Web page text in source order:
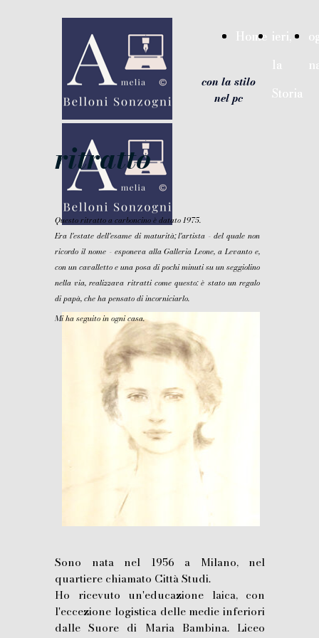
narrazione - con la stilo nel pc", "url":
"https://ameliabellonisonzogni.it" }
con la stilo
nel pc
Home ieri,
la
Storia
Home ieri,
la
Storia
ritratto
Questo ritratto a carboncino è datato 1975.
Era l'estate dell'esame di maturità; l'artista - del quale non
ricordo il nome - esponeva alla Galleria Leone, a Levanto e,
con un cavalletto e una posa di pochi minuti su un seggiolino
nella via, realizzava ritratti come questo: è stato un regalo
di papà, che ha pensato di incorniciarlo.
Mi ha seguito in ogni casa.
Sono nata nel 1956 a Milano, nel
quartiere chiamato Città Studi.
Ho ricevuto un'educazione laica, con
l'eccezione logistica delle medie inferiori
dalle Suore di Maria Bambina. Liceo
google-site-verification=hInryuYkEDDe7eUWg7Yvn-
8ChNgojjwQG0SZIG